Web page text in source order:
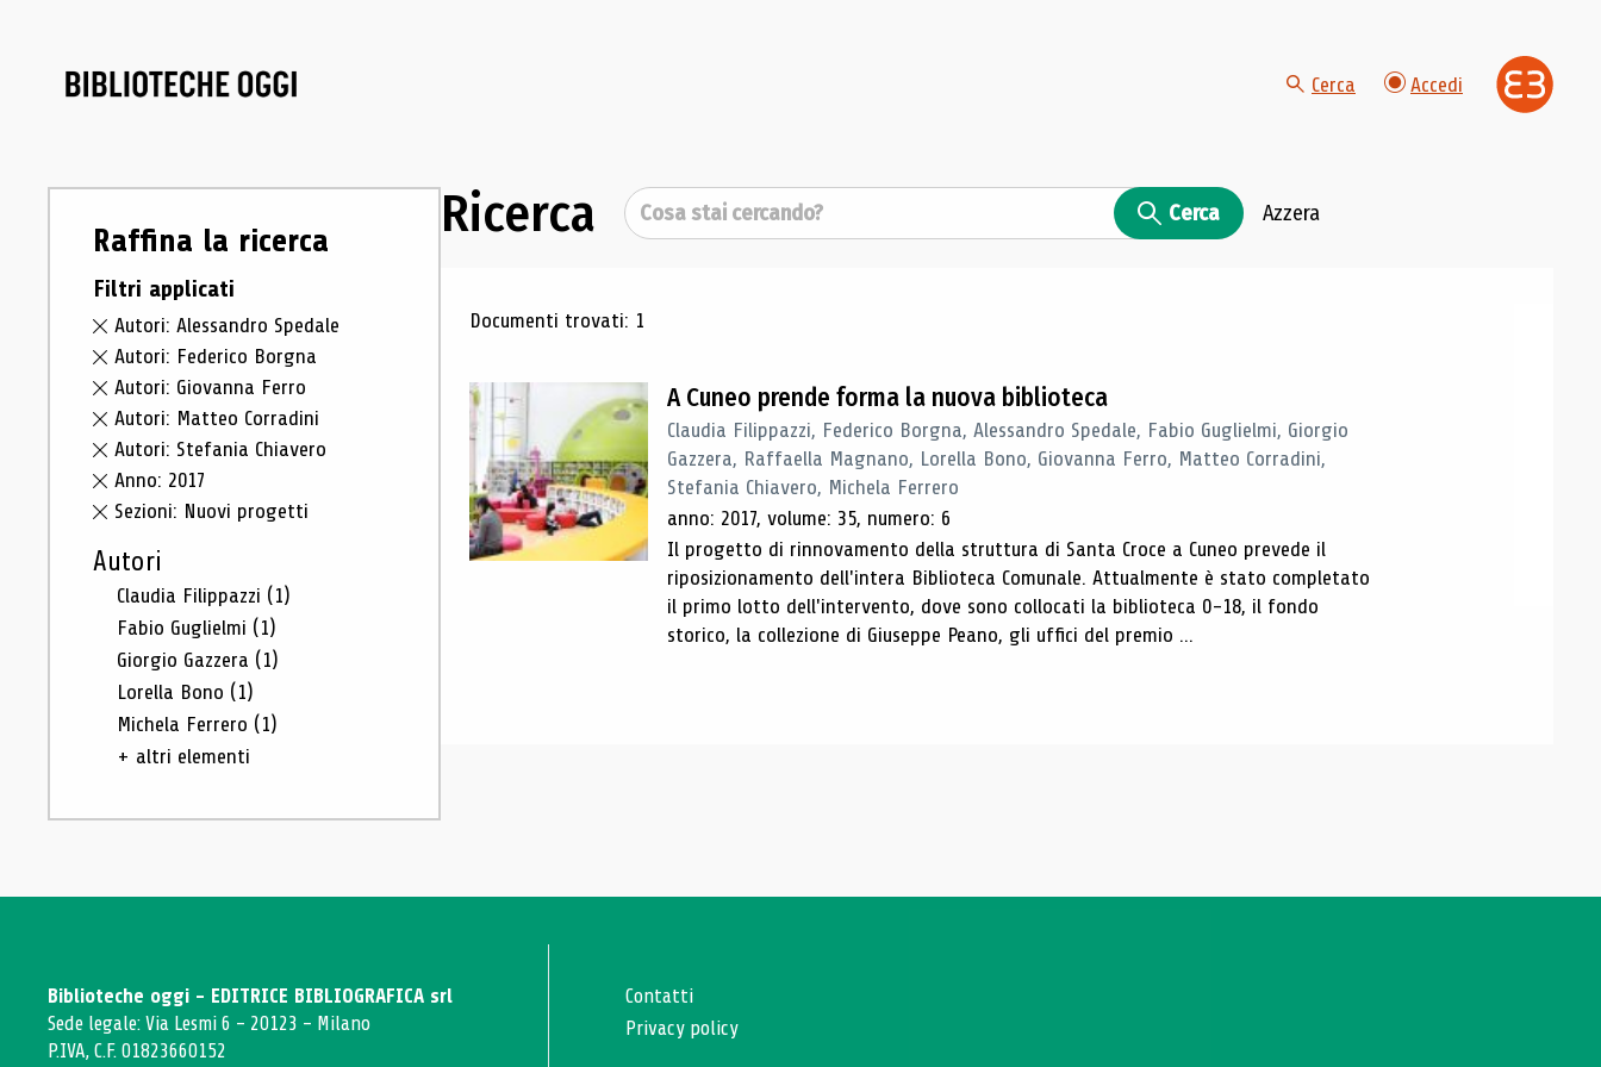
Cerca Accedi
Raffina la ricerca
Filtri applicati
Autori: Alessandro Spedale
Autori: Federico Borgna
Autori: Giovanna Ferro
Autori: Matteo Corradini
Autori: Stefania Chiavero
Anno: 2017
Sezioni: Nuovi progetti
Autori
Claudia Filippazzi (1)
Fabio Guglielmi (1)
Giorgio Gazzera (1)
Lorella Bono (1)
Michela Ferrero (1)
+ altri elementi
Ricerca Cerca Cerca Azzera
Risultati di ricerca
Documenti trovati: 1
A Cuneo prende forma la nuova biblioteca
Claudia Filippazzi, Federico Borgna, Alessandro Spedale, Fabio Guglielmi, Giorgio
Gazzera, Raffaella Magnano, Lorella Bono, Giovanna Ferro, Matteo Corradini,
Stefania Chiavero, Michela Ferrero
anno: 2017, volume: 35, numero: 6
Il progetto di rinnovamento della struttura di Santa Croce a Cuneo prevede il
riposizionamento dell'intera Biblioteca Comunale. Attualmente è stato completato
il primo lotto dell'intervento, dove sono collocati la biblioteca 0-18, il fondo
storico, la collezione di Giuseppe Peano, gli uffici del premio ...
Biblioteche oggi - EDITRICE BIBLIOGRAFICA srl
Sede legale: Via Lesmi 6 - 20123 - Milano
P.IVA, C.F. 01823660152
Contatti
Privacy policy